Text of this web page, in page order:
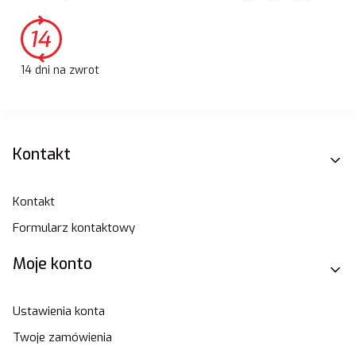
14 dni na zwrot
Linki w stopce
Kontakt
Kontakt
Formularz kontaktowy
Moje konto
Ustawienia konta
Twoje zamówienia